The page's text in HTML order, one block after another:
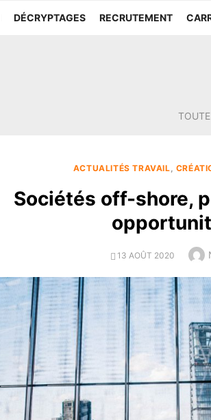
DÉCRYPTAGES RECRUTEMENT
ACTUALITÉS TRAVAIL,
Sociétés off-shore,
POSTED
13 AOÛT 2020